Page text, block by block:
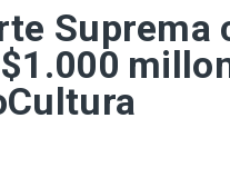
Suprema